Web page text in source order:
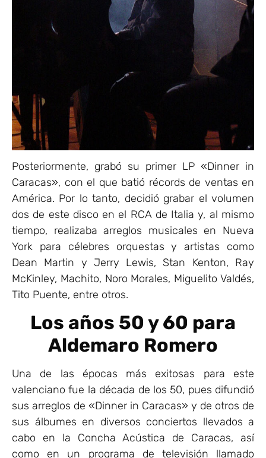
Posteriormente, grabó su primer LP «Dinner in
Caracas», con el que batió récords de ventas en
América. Por lo tanto, decidió grabar el volumen
dos de este disco en el RCA de Italia y, al mismo
tiempo, realizaba arreglos musicales en Nueva
York para célebres orquestas y artistas como
Dean Martin y Jerry Lewis, Stan Kenton, Ray
McKinley, Machito, Noro Morales, Miguelito Valdés,
Tito Puente, entre otros.
Los años 50 y 60 para
Aldemaro Romero
Una de las épocas más exitosas para este
valenciano fue la década de los 50, pues difundió
sus arreglos de «Dinner in Caracas» y de otros de
sus álbumes en diversos conciertos llevados a
cabo en la Concha Acústica de Caracas, así
como en un programa de televisión llamado